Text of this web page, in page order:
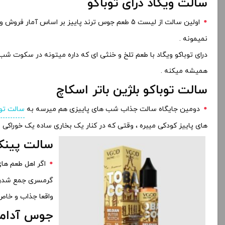
سالت ویگاد درای توباکو
اولین سالت از لیست 5 طعم جوس ترند پاییز بر اساس آمار فروش و انتخاب شما تعلق میگیره به
نمیمونه .
درای توباکو ویگاد با طعم تلخ و خنثی ای که داره میتونه در
همیشه میکنه .
سالت توباکو بلژین باتر اسکاچ
دومین جایگاه سالت جذاب شب های پاییزی هم میرسه به سالت
های پاییز کودکی میبره ، وقتی که در کنار یک بخاری ساده یک
سالت
اگر اهل طعم
گرمسری جمع شدن
واقعا جذاب و
جوس